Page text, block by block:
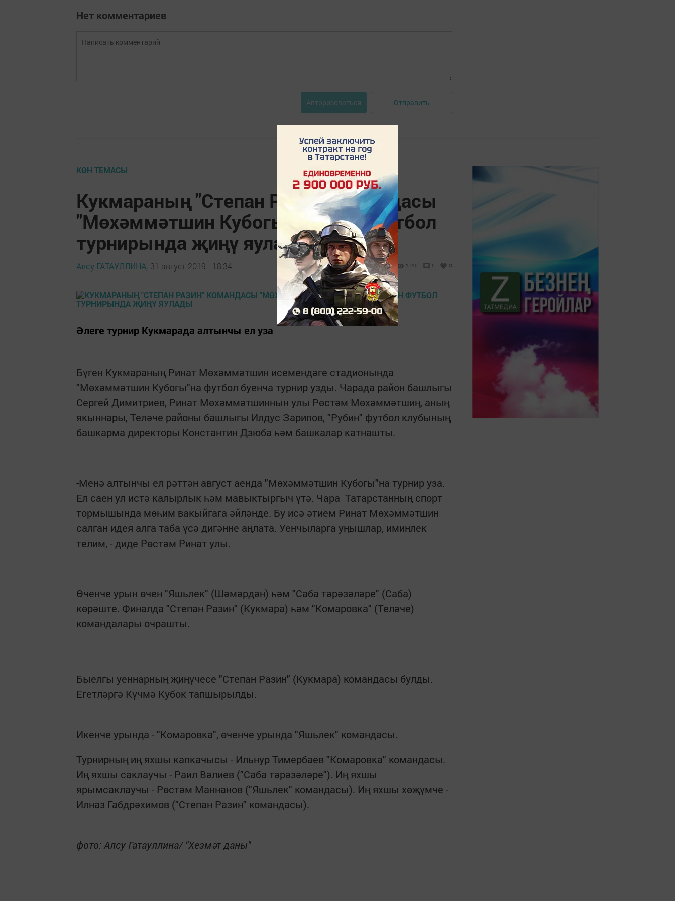
Нет комментариев
Авторизоваться Отправить
КӨН ТЕМАСЫ
Кукмараның "Степан Разин" командасы
"Мөхәммәтшин Кубогы"на узган футбол
турнирында җиңү яулады
Алсу ГАТАУЛЛИНА, 31 август 2019 - 18:34 1795 0 0
Әлеге турнир Кукмарада алтынчы ел уза
Бүген Кукмараның Ринат Мөхәммәтшин исемендәге стадионында
"Мөхәммәтшин Кубогы"на футбол буенча турнир узды. Чарада район башлыгы
Сергей Димитриев, Ринат Мөхәммәтшиннын улы Рөстәм Мөхәммәтшиң, аның
якыннары, Теләче районы башлыгы Илдус Зарипов, "Рубин" футбол клубының
башкарма директоры Константин Дзюба һәм башкалар катнашты.
-Менә алтынчы ел рәттән август аенда "Мөхәммәтшин Кубогы"на турнир уза.
Ел саен ул истә калырлык һәм мавыктыргыч үтә. Чара Татарстанның спорт
тормышында мөһим вакыйгага әйләнде. Бу исә әтием Ринат Мөхәммәтшин
салган идея алга таба үсә дигәнне аңлата. Уенчыларга уңышлар, иминлек
телим, - диде Рөстәм Ринат улы.
Өченче урын өчен "Яшьлек" (Шәмәрдән) һәм "Саба тәрәзәләре" (Саба)
көрәште. Финалда "Степан Разин" (Кукмара) һәм "Комаровка" (Теләче)
командалары очрашты.
Быелгы уеннарның җиңүчесе "Степан Разин" (Кукмара) командасы булды.
Егетләргә Күчмә Кубок тапшырылды.
Икенче урында - "Комаровка", өченче урында "Яшьлек" командасы.
Турнирның иң яхшы капкачысы - Ильнур Тимербаев "Комаровка" командасы.
Иң яхшы саклаучы - Раил Вәлиев ("Саба тәрәзәләре"). Иң яхшы
ярымсаклаучы - Рөстәм Маннанов ("Яшьлек" командасы). Иң яхшы хөҗүмче -
Илназ Габдрәхимов ("Степан Разин" командасы).
фото: Алсу Гатауллина/ "Хезмәт даны"